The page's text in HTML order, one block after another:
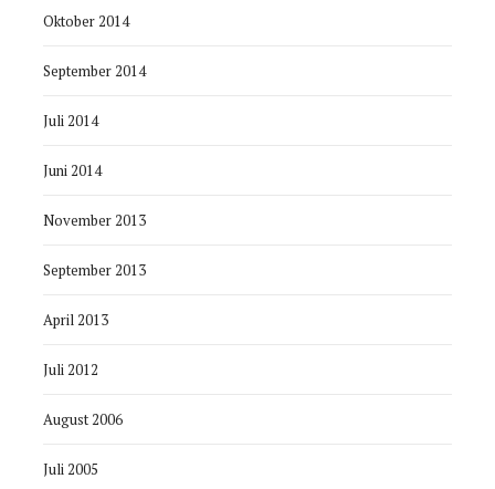
Oktober 2014
September 2014
Juli 2014
Juni 2014
November 2013
September 2013
April 2013
Juli 2012
August 2006
Juli 2005